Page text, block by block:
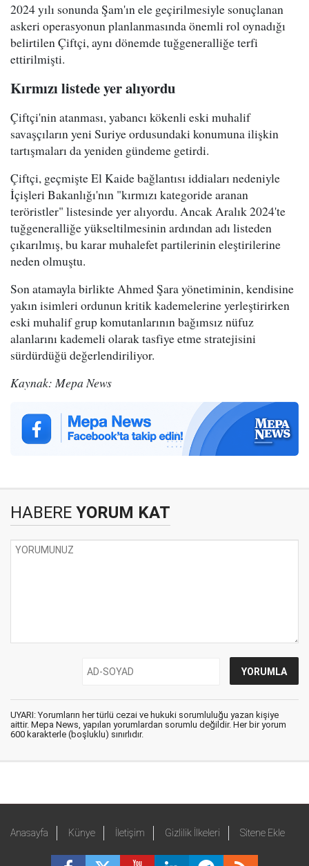
2024 yılı sonunda Şam'ın ele geçirilmesiyle sonuçlanan
askeri operasyonun planlanmasında önemli rol oynadığı
belirtilen Çiftçi, aynı dönemde tuğgeneralliğe terfi
ettirilmişti.
Kırmızı listede yer alıyordu
Çiftçi'nin atanması, yabancı kökenli eski muhalif
savaşçıların yeni Suriye ordusundaki konumuna ilişkin
tartışmaları da yeniden gündeme getirdi.
Çiftçi, geçmişte El Kaide bağlantısı iddiaları nedeniyle
İçişleri Bakanlığı'nın "kırmızı kategoride aranan
teröristler" listesinde yer alıyordu. Ancak Aralık 2024'te
tuğgeneralliğe yükseltilmesinin ardından adı listeden
çıkarılmış, bu karar muhalefet partilerinin eleştirilerine
neden olmuştu.
Son atamayla birlikte Ahmed Şara yönetiminin, kendisine
yakın isimleri ordunun kritik kademelerine yerleştirirken
eski muhalif grup komutanlarının bağımsız nüfuz
alanlarını kademeli olarak tasfiye etme stratejisini
sürdürdüğü değerlendiriliyor.
Kaynak: Mepa News
HABERE YORUM KAT
UYARI: Yorumların her türlü cezai ve hukuki sorumluluğu yazan kişiye
aittir. Mepa News, yapılan yorumlardan sorumlu değildir. Her bir yorum
600 karakterle (boşluklu) sınırlıdır.
Anasayfa Künye İletişim Gizlilik İlkeleri Sitene Ekle